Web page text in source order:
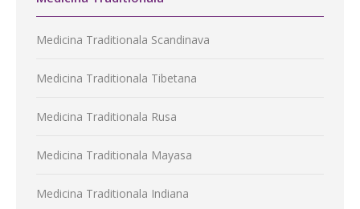
Medicina Traditionala Scandinava
Medicina Traditionala Tibetana
Medicina Traditionala Rusa
Medicina Traditionala Mayasa
Medicina Traditionala Indiana